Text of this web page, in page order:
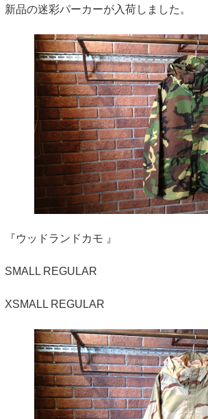
新品の迷彩パーカーが入荷しました。
『ウッドランドカモ 』
SMALL REGULAR
XSMALL REGULAR